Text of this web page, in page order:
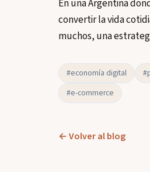
En una Argentina
convertir la vida
muchos, una
#economía digital
#e-commerce
← Volver al blog